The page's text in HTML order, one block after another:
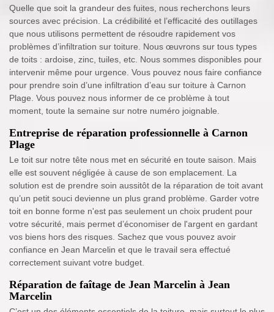
Quelle que soit la grandeur des fuites, nous recherchons leurs
sources avec précision. La crédibilité et l’efficacité des outillages
que nous utilisons permettent de résoudre rapidement vos
problèmes d’infiltration sur toiture. Nous œuvrons sur tous types
de toits : ardoise, zinc, tuiles, etc. Nous sommes disponibles pour
intervenir même pour urgence. Vous pouvez nous faire confiance
pour prendre soin d’une infiltration d’eau sur toiture à Carnon
Plage. Vous pouvez nous informer de ce problème à tout
moment, toute la semaine sur notre numéro joignable.
Entreprise de réparation professionnelle à Carnon
Plage
Le toit sur notre tête nous met en sécurité en toute saison. Mais
elle est souvent négligée à cause de son emplacement. La
solution est de prendre soin aussitôt de la réparation de toit avant
qu’un petit souci devienne un plus grand problème. Garder votre
toit en bonne forme n'est pas seulement un choix prudent pour
votre sécurité, mais permet d’économiser de l'argent en gardant
vos biens hors des risques. Sachez que vous pouvez avoir
confiance en Jean Marcelin et que le travail sera effectué
correctement suivant votre budget.
Réparation de faîtage de Jean Marcelin à Jean
Marcelin